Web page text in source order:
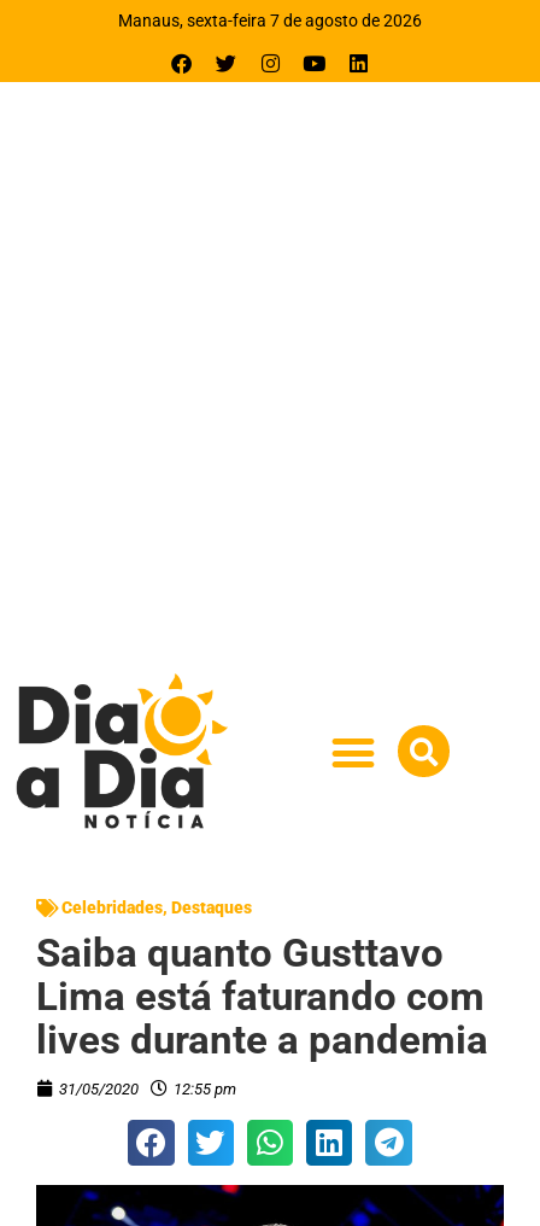
Manaus, sexta-feira 7 de agosto de 2026
Celebridades, Destaques
Saiba quanto Gusttavo
Lima está faturando com
lives durante a pandemia
31/05/2020 12:55 pm